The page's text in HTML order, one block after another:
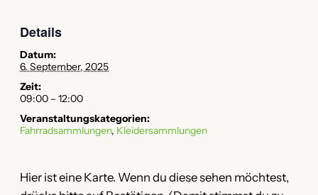
Details
Datum:
6. September, 2025
Zeit:
09:00 – 12:00
Veranstaltungskategorien:
Fahrradsammlungen, Kleidersammlungen
Hier ist eine Karte. Wenn du diese sehen möchtest,